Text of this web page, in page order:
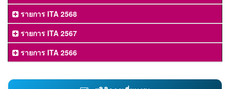
รายการ ITA 2568
รายการ ITA 2567
รายการ ITA 2566